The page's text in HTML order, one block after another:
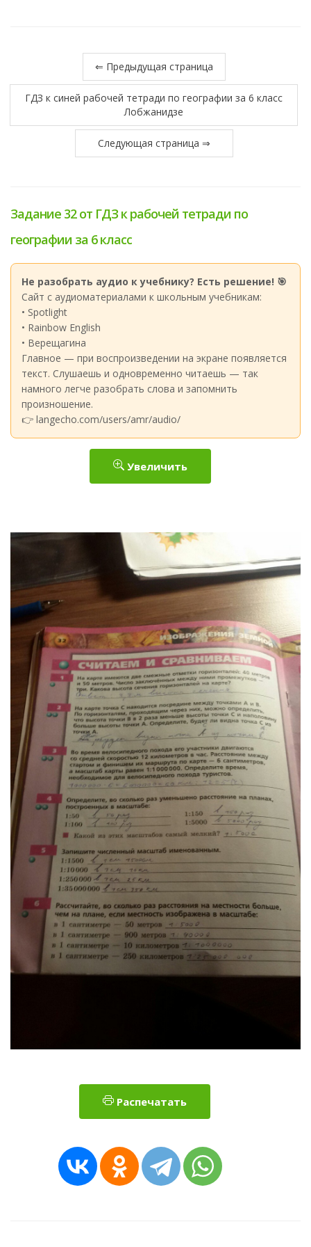
⇐ Предыдущая страница
ГДЗ к синей рабочей тетради по географии за 6 класс
Лобжанидзе
Следующая страница ⇒
Задание 32 от ГДЗ к рабочей тетради по
географии за 6 класс
Не разобрать аудио к учебнику? Есть решение! 🎯
Сайт с аудиоматериалами к школьным учебникам:
• Spotlight
• Rainbow English
• Верещагина
Главное — при воспроизведении на экране появляется
текст. Слушаешь и одновременно читаешь — так
намного легче разобрать слова и запомнить
произношение.
👉 langecho.com/users/amr/audio/
Увеличить
Распечатать